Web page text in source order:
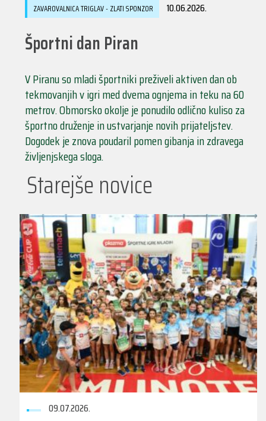
ZAVAROVALNICA TRIGLAV - ZLATI SPONZOR 10.06.2026.
Športni dan Piran
V Piranu so mladi športniki preživeli aktiven dan ob
tekmovanjih v igri med dvema ognjema in teku na 60
metrov. Obmorsko okolje je ponudilo odlično kuliso za
športno druženje in ustvarjanje novih prijateljstev.
Dogodek je znova poudaril pomen gibanja in zdravega
življenjskega sloga.
Starejše novice
09.07.2026.